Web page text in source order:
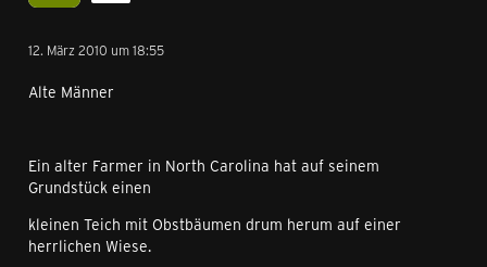
12. März 2010 um 18:55
Alte Männer
Ein alter Farmer in North Carolina hat auf seinem
Grundstück einen
kleinen Teich mit Obstbäumen drum herum auf einer
herrlichen Wiese.